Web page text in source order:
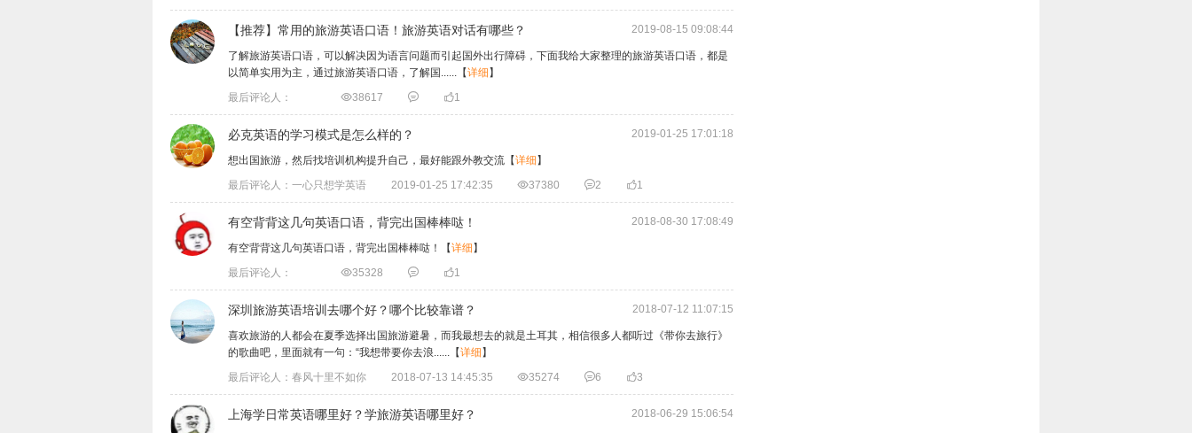
【推荐】常用的旅游英语口语！旅游英语对话有哪些？ 2019-08-15 09:08:44
了解旅游英语口语，可以解决因为语言问题而引起国外出行障碍，下面我给大家整理的旅游英语口语，都是
以简单实用为主，通过旅游英语口语，了解国...... 【详细 】
最后评论人：
38617  1
必克英语的学习模式是怎么样的？ 2019-01-25 17:01:18
想出国旅游，然后找培训机构提升自己，最好能跟外教交流 【详细 】
最后评论人：一心只想学英语
2019-01-25 17:42:35 37380 2 1
有空背背这几句英语口语，背完出国棒棒哒！ 2018-08-30 17:08:49
有空背背这几句英语口语，背完出国棒棒哒！ 【详细 】
最后评论人：
35328  1
深圳旅游英语培训去哪个好？哪个比较靠谱？ 2018-07-12 11:07:15
喜欢旅游的人都会在夏季选择出国旅游避暑，而我最想去的就是土耳其，相信很多人都听过《带你去旅行》
的歌曲吧，里面就有一句：“我想带要你去浪...... 【详细 】
最后评论人：春风十里不如你
2018-07-13 14:45:35 35274 6 3
上海学日常英语哪里好？学旅游英语哪里好？ 2018-06-29 15:06:54